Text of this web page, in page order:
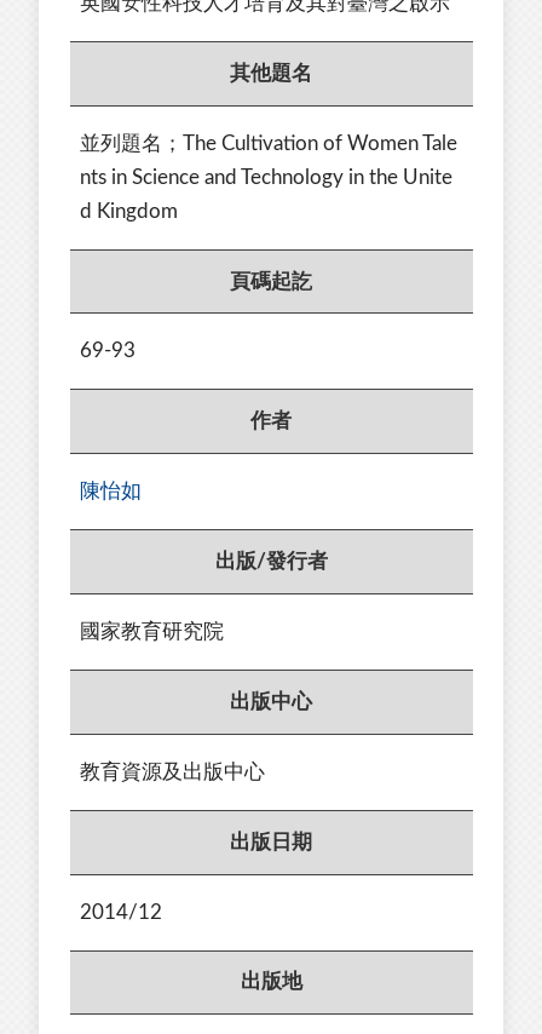
其他題名
並列題名；The Cultivation of Women Tale
nts in Science and Technology in the Unite
d Kingdom
頁碼起訖
69-93
作者
陳怡如
出版/發行者
國家教育研究院
出版中心
教育資源及出版中心
出版日期
2014/12
出版地